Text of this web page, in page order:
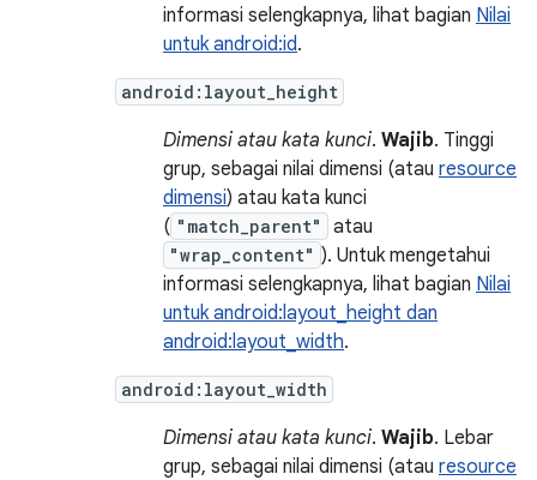
informasi selengkapnya, lihat bagian Nilai
untuk android:id.
android:layout_height
Dimensi atau kata kunci. Wajib. Tinggi
grup, sebagai nilai dimensi (atau resource
dimensi) atau kata kunci
( "match_parent" atau
"wrap_content" ). Untuk mengetahui
informasi selengkapnya, lihat bagian Nilai
untuk android:layout_height dan
android:layout_width.
android:layout_width
Dimensi atau kata kunci. Wajib. Lebar
grup, sebagai nilai dimensi (atau resource